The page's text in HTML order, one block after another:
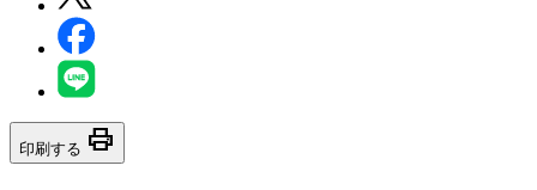
印刷する print